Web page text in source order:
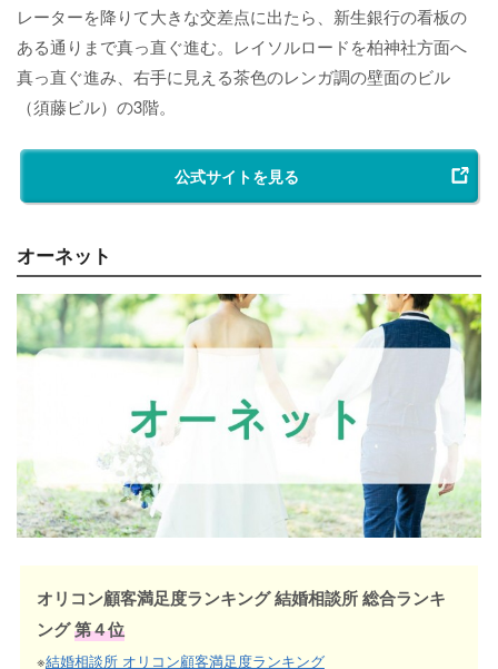
レーターを降りて大きな交差点に出たら、新生銀行の看板の
ある通りまで真っ直ぐ進む。レイソルロードを柏神社方面へ
真っ直ぐ進み、右手に見える茶色のレンガ調の壁面のビル
（須藤ビル）の3階。
公式サイトを見る
オーネット
オリコン顧客満足度ランキング 結婚相談所 総合ランキ
ング第４位
※結婚相談所 オリコン顧客満足度ランキング